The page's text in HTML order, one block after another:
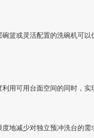
多层碗篮或灵活配置的洗碗机可
度利用可用台面空间的同时，
度地减少对独立预冲洗台的需